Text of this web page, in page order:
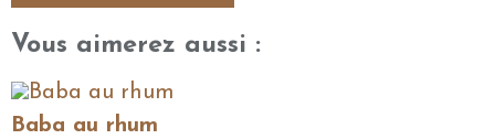
Vous aimerez aussi :
Baba au rhum